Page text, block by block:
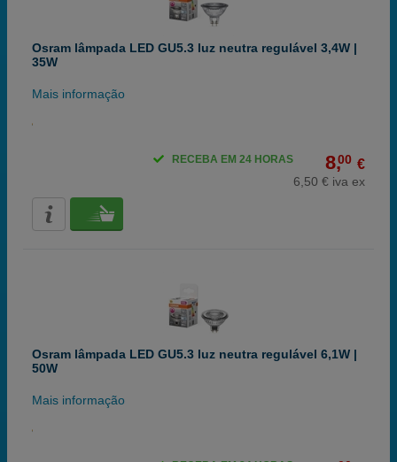
Osram lâmpada LED GU5.3 luz neutra regulável 3,4W |
35W
Mais informação
8,00 €
6,50 € iva ex
RECEBA EM 24 HORAS
Osram lâmpada LED GU5.3 luz neutra regulável 6,1W |
50W
Mais informação